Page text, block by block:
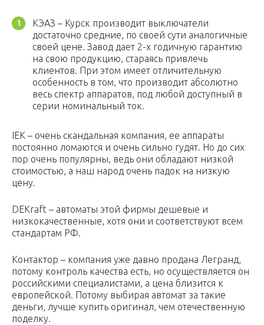
КЭАЗ – Курск производит выключатели
достаточно средние, по своей сути аналогичные
своей цене. Завод дает 2-х годичную гарантию
на свою продукцию, стараясь привлечь
клиентов. При этом имеет отличительную
особенность в том, что производит абсолютно
весь спектр аппаратов, под любой доступный в
серии номинальный ток.
IEK – очень скандальная компания, ее аппараты
постоянно ломаются и очень сильно гудят. Но до сих
пор очень популярны, ведь они обладают низкой
стоимостью, а наш народ очень падок на низкую
цену.
DEKraft – автоматы этой фирмы дешевые и
низкокачественные, хотя они и соответствуют всем
стандартам РФ.
Контактор – компания уже давно продана Легранд,
потому контроль качества есть, но осуществляется он
российскими специалистами, а цена близится к
европейской. Потому выбирая автомат за такие
деньги, лучше купить оригинал, чем отечественную
поделку.